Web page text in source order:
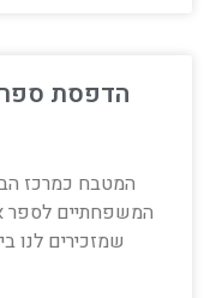
הדפסת ספר
המטבח כמרכז
המשפחתיים לספר
שמזכירים לנו